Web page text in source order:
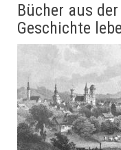
Bücher aus
Geschichte